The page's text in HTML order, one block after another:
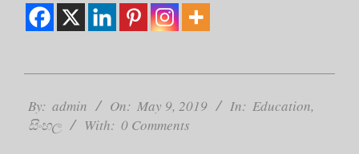
05-
09
By: admin On: May 9, 2019 In: Education,
සිංහල
With: 0 Comments